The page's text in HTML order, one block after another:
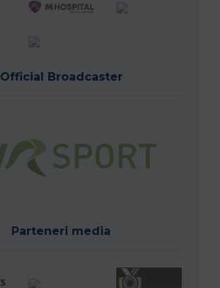
Official Broadcaster
Parteneri media